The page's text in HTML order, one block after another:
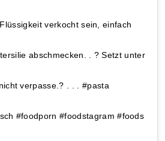
verkocht sein, einfach
abschmecken. . ? Setzt unter
verpasse.? . . . #pasta
#foodporn #foodstagram #foods